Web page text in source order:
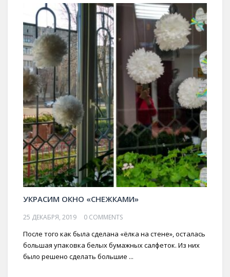
УКРАСИМ ОКНО «СНЕЖКАМИ»
25 ДЕКАБРЯ, 2019 0 COMMENTS
После того как была сделана «ёлка на стене», осталась
большая упаковка белых бумажных салфеток. Из них
было решено сделать большие ...